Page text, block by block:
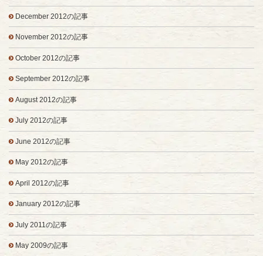
December 2012の記事
November 2012の記事
October 2012の記事
September 2012の記事
August 2012の記事
July 2012の記事
June 2012の記事
May 2012の記事
April 2012の記事
January 2012の記事
July 2011の記事
May 2009の記事